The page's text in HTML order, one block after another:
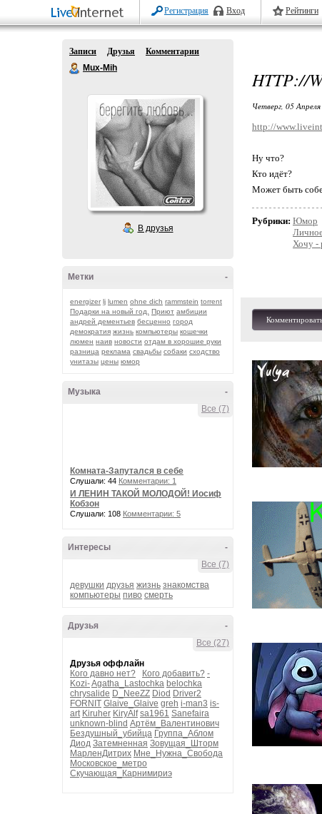
Регистрация Вход Рейтинги
Записи Друзья
Комментарии
Mux-Mih
В друзья
-
Метки
energizer lj lumen ohne dich rammstein torrent
Подарки на новый год.
Приют амбиции
андрей дементьев бесценно город
демократия жизнь компьютеры кошечки
люмен наив новости отдам в хорошие руки
разница реклама свадьбы собаки сходство
унитазы цены юмор
-
Музыка
Все (7)
Комната-Запутался в себе
Слушали: 44 Комментарии: 1
И ЛЕНИН ТАКОЙ МОЛОДОЙ! Иосиф
Кобзон
Слушали: 108 Комментарии: 5
-
Интересы
Все (7)
девушки друзья жизнь знакомства
компьютеры пиво смерть
-
Друзья
Все (27)
Друзья оффлайн
Кого давно нет?
Кого добавить? -
Kozi-Agatha_Lastochka belochka
chrysalide D_NeeZZ Diod Driver2
FORNIT Glaive_Glaive greh i-man3 is-
art Kiruher KiryAlf sa1961 Sanefaira
unknown-blind Артём_Валентинович
Бездушный_убийца Группа_Аблом
Диод Затемненная Зовущая_Шторм
МарленДитрих Мне_Нужна_Свобода
Московское_метро
Скучающая_Карнимириэ
HTTP://
Четверг, 05
http://
Ну что?
Кто идёт?
Может быть
Рубрики: Юмор
Хочу -